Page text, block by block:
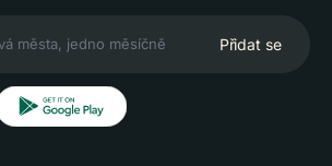
Přidat se